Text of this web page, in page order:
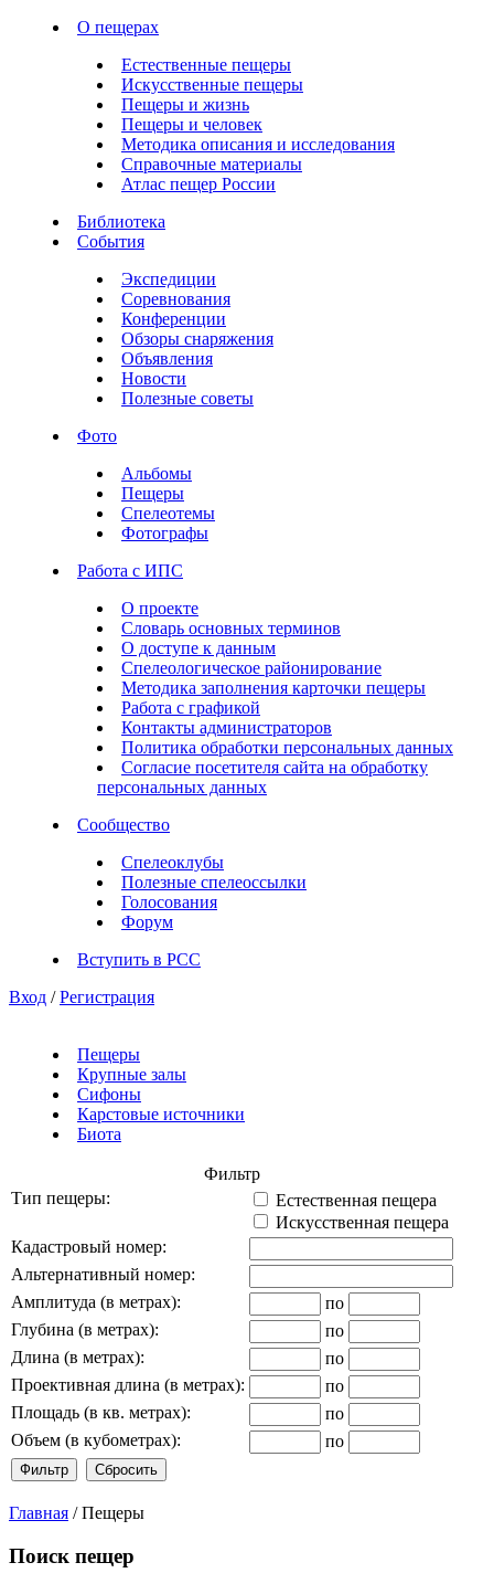
О пещерах
Естественные пещеры
Искусственные пещеры
Пещеры и жизнь
Пещеры и человек
Методика описания и исследования
Справочные материалы
Атлас пещер России
Библиотека
События
Экспедиции
Соревнования
Конференции
Обзоры снаряжения
Объявления
Новости
Полезные советы
Фото
Альбомы
Пещеры
Спелеотемы
Фотографы
Работа с ИПС
О проекте
Словарь основных терминов
О доступе к данным
Спелеологическое районирование
Методика заполнения карточки пещеры
Работа с графикой
Контакты администраторов
Политика обработки персональных данных
Согласие посетителя сайта на обработку
персональных данных
Сообщество
Спелеоклубы
Полезные спелеоссылки
Голосования
Форум
Вступить в РСС
Вход / Регистрация
Пещеры
Крупные залы
Сифоны
Карстовые источники
Биота
Фильтр
Тип пещеры:
Естественная пещера
Искусственная пещера
Кадастровый номер:
Альтернативный номер:
Амплитуда (в метрах):
по
Глубина (в метрах):
по
Длина (в метрах):
по
Проективная длина (в метрах):
по
Площадь (в кв. метрах):
по
Объем (в кубометрах):
по
Главная / Пещеры
Поиск пещер